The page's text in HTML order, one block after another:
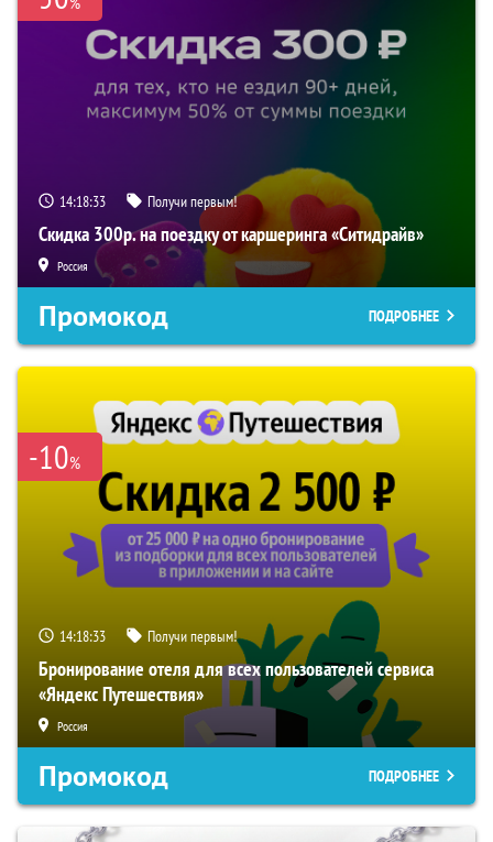
14:18:32 Получи первым!
Скидка 300р. на поездку от каршеринга «Ситидрайв»
Россия
Промокод ПОДРОБНЕЕ
-10%
14:18:32 Получи первым!
Бронирование отеля для всех пользователей сервиса
«Яндекс Путешествия»
Россия
Промокод ПОДРОБНЕЕ